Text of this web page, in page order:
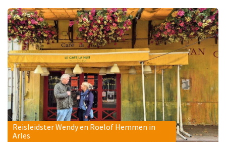
Reisleidster Wendy en Roelof Hemmen in
Arles